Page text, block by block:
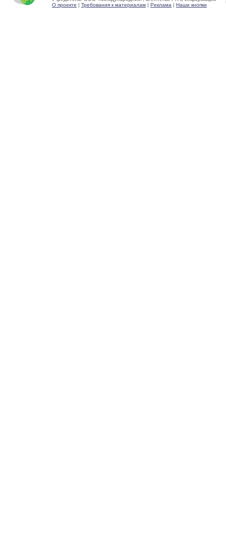
О проекте | Требования к материалам | Реклама | Наши кнопки